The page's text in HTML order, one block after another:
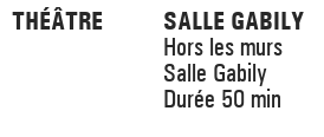
THÉÂTRE
SALLE GABILY
Hors les murs
Salle Gabily
Durée 50 min